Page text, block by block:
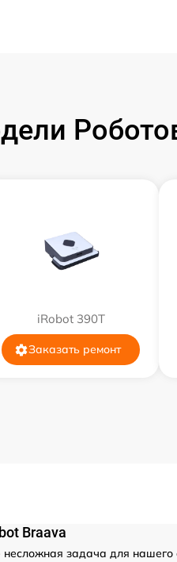
iRobot 390T
Заказать ремонт
Braava
задача для